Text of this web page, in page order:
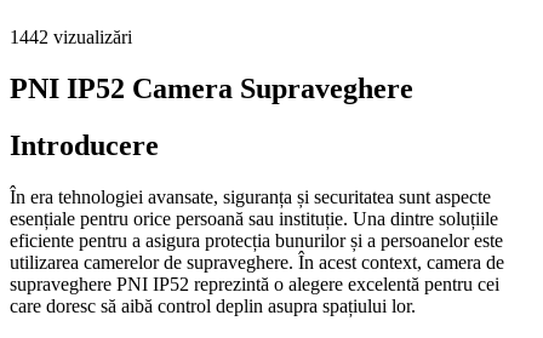
1442 vizualizări
PNI IP52 Camera Supraveghere
Introducere
În era tehnologiei avansate, siguranța și securitatea sunt aspecte
esențiale pentru orice persoană sau instituție. Una dintre soluțiile
eficiente pentru a asigura protecția bunurilor și a persoanelor este
utilizarea camerelor de supraveghere. În acest context, camera de
supraveghere PNI IP52 reprezintă o alegere excelentă pentru cei
care doresc să aibă control deplin asupra spațiului lor.